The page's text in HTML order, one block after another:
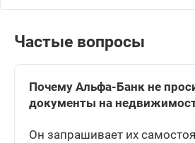
Частые вопросы
Почему Альфа-Банк не
документы на
Он запрашивает их